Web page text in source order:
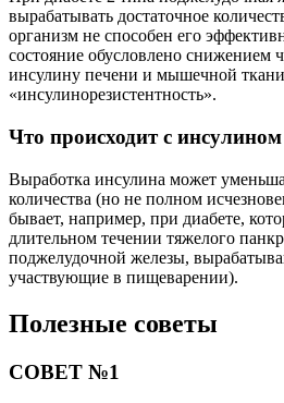
вырабатывать достаточное
организм не способен его
состояние обусловлено снижением
инсулину печени и мышечной
«инсулинорезистентность».
Что происходит с
Выработка инсулина может
количества (но не полном
бывает, например, при диабете,
длительном течении тяжелого
поджелудочной железы,
участвующие в пищеварении).
Полезные советы
СОВЕТ №1